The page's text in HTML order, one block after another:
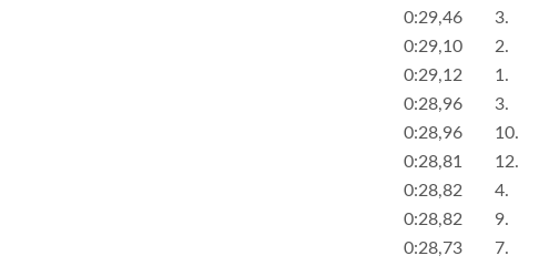
0:29,46
3.
0:29,10
2.
0:29,12
1.
0:28,96
3.
0:28,96
10.
0:28,81
12.
0:28,82
4.
0:28,82
9.
0:28,73
7.